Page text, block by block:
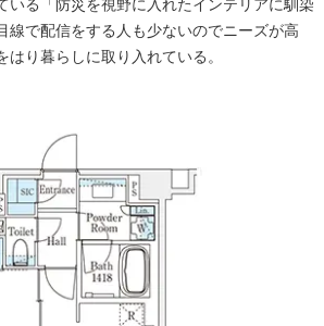
いる「防災を視野に入れたインテリアに馴染
線で配信をする人も少ないのでニーズが高
はり暮らしに取り入れている。